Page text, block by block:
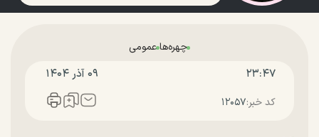
چهره‌هاعمومی
۲۳:۴۷ ۰۹ آذر ۱۴۰۴
کد خبر:۱۲۰۵۷